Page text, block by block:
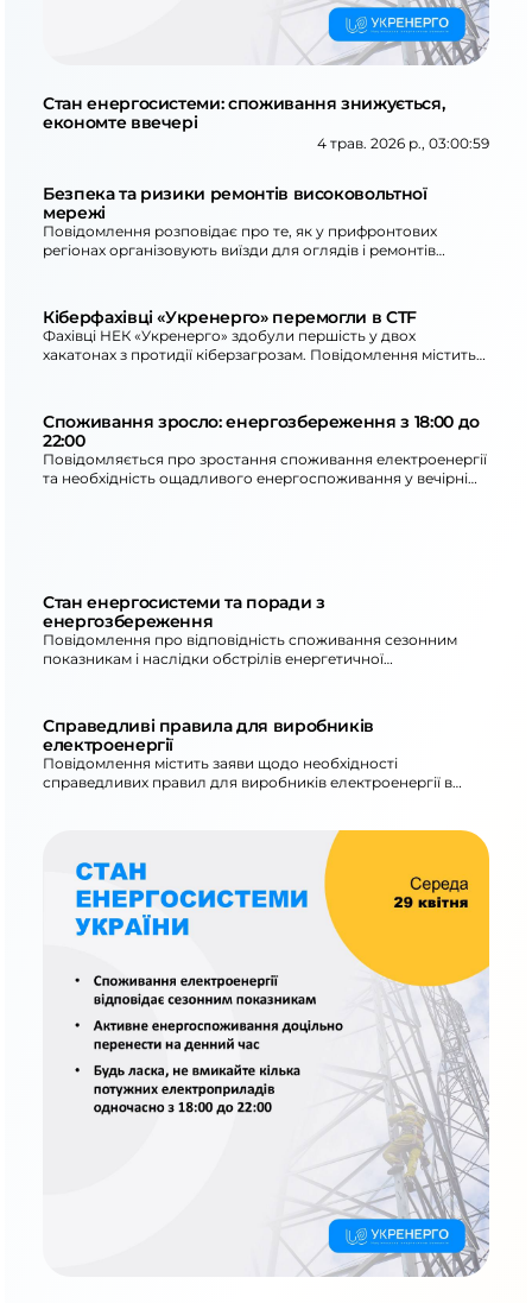
Стан енергосистеми: споживання знижується,
економте ввечері
4 трав. 2026 р., 03:00:59
Безпека та ризики ремонтів високовольтної
мережі
Повідомлення розповідає про те, як у прифронтових
регіонах організовують виїзди для оглядів і ремонтів
Кіберфахівці «Укренерго» перемогли в CTF
Фахівці НЕК «Укренерго» здобули першість у двох
хакатонах з протидії кіберзагрозам. Повідомлення містить
Споживання зросло: енергозбереження з 18:00 до
22:00
Повідомляється про зростання споживання електроенергії
та необхідність ощадливого енергоспоживання у вечірні
Стан енергосистеми та поради з
енергозбереження
Повідомлення про відповідність споживання сезонним
показникам і наслідки обстрілів енергетичної
потужних електроприладів у вечірні години.
Справедливі правила для виробників
електроенергії
Повідомлення містить заяви щодо необхідності
справедливих правил для виробників електроенергії в